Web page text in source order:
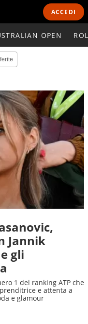
ACCEDI
OPEN
Jannik
gli
1 del ranking ATP che
e attenta a
e glamour